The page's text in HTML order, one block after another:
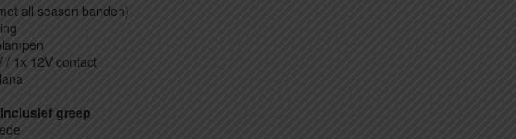
all season banden)
/ 1x 12V contact
greep